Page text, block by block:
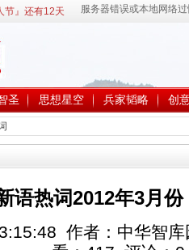
节』还有12天
圣 思想星空 兵家韬略 创
语热词2012年3月份
作者：中华智